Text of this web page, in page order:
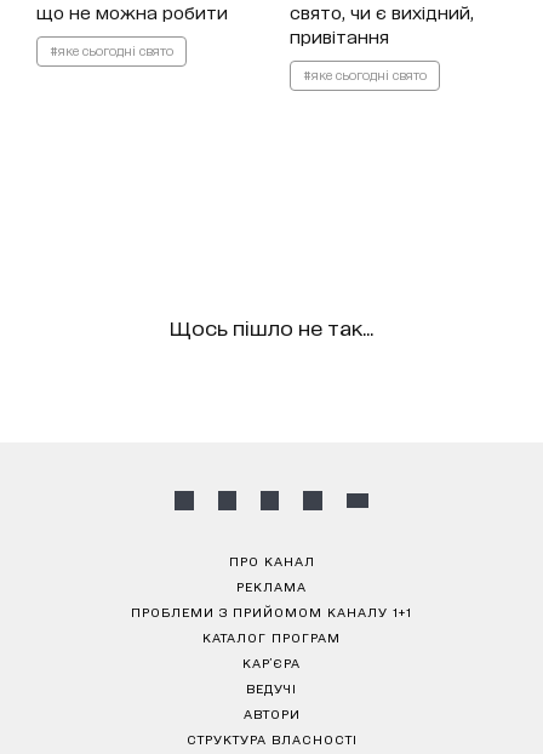
що не можна робити
#яке сьогодні свято
свято, чи є вихідний,
привітання
#яке сьогодні свято
Щось пішло не так...
ПРО КАНАЛ
РЕКЛАМА
ПРОБЛЕМИ З ПРИЙОМОМ КАНАЛУ 1+1
КАТАЛОГ ПРОГРАМ
КАР’ЄРА
ВЕДУЧІ
АВТОРИ
СТРУКТУРА ВЛАСНОСТІ